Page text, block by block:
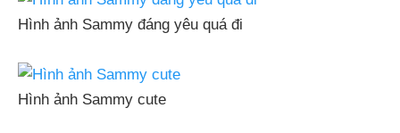
Hình ảnh Sammy đáng yêu quá đi
Hình ảnh Sammy cute